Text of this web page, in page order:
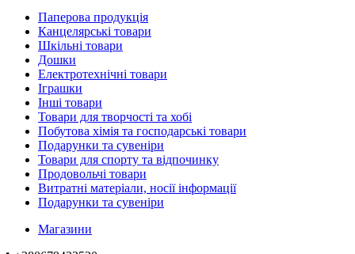
Паперова продукція
Канцелярські товари
Шкільні товари
Дошки
Електротехнічні товари
Іграшки
Інші товари
Товари для творчості та хобі
Побутова хімія та господарські товари
Подарунки та сувеніри
Товари для спорту та відпочинку
Продовольчі товари
Витратні матеріали, носії інформації
Подарунки та сувеніри
Магазини